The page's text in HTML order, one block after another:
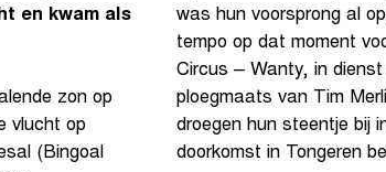
en kwam als
zon op
vlucht op
(Bingoal
was hun voorsprong al
tempo op dat moment
Circus – Wanty, in
ploegmaats van Tim
droegen hun steentje bij
doorkomst in Tongeren